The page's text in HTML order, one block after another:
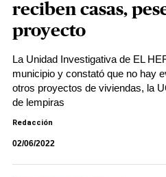
reciben casas,
proyecto
La Unidad Investigativa de EL
municipio y constató que no hay
otros proyectos de viviendas, la
de lempiras
Redacción
02/06/2022